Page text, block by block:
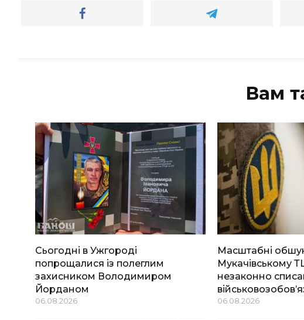
Вам
Сьогодні в Ужгороді
попрощалися із полеглим
захисником Володимиром
Йорданом
06.08.2026
Масштабні
Мукачівському
незаконно
06.08.2026